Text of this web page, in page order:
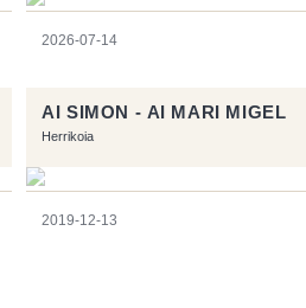
2026-07-14
AI SIMON - AI MARI MIGEL
Herrikoia
2019-12-13